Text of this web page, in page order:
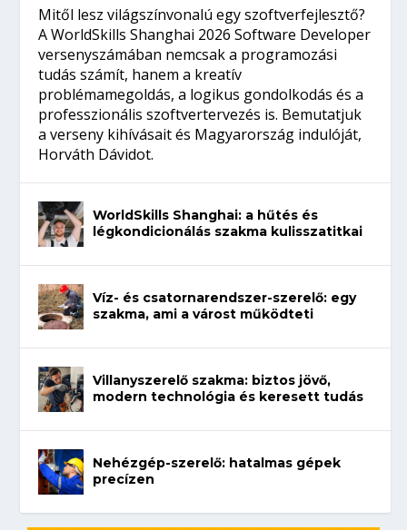
Mitől lesz világszínvonalú egy szoftverfejlesztő?
A WorldSkills Shanghai 2026 Software Developer
versenyszámában nemcsak a programozási
tudás számít, hanem a kreatív
problémamegoldás, a logikus gondolkodás és a
professzionális szoftvertervezés is. Bemutatjuk
a verseny kihívásait és Magyarország indulóját,
Horváth Dávidot.
WorldSkills Shanghai: a hűtés és
légkondicionálás szakma kulisszatitkai
Víz- és csatornarendszer-szerelő: egy
szakma, ami a várost működteti
Villanyszerelő szakma: biztos jövő,
modern technológia és keresett tudás
Nehézgép-szerelő: hatalmas gépek
precízen